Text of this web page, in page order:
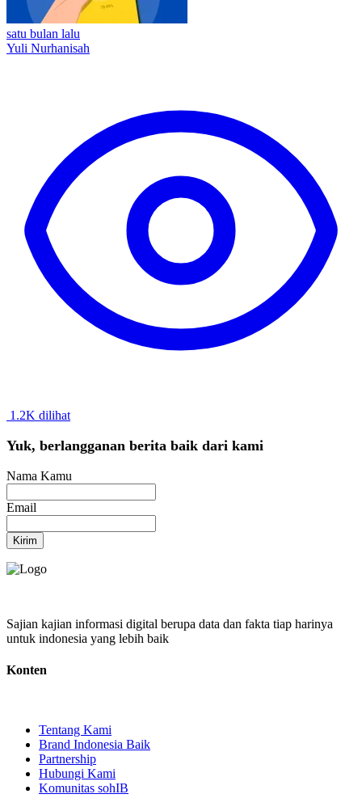
satu bulan lalu
Yuli Nurhanisah
1.2K dilihat
Yuk, berlangganan berita baik dari kami
Nama Kamu
Email
Kirim
Sajian kajian informasi digital berupa data dan fakta tiap harinya
untuk indonesia yang lebih baik
Konten
Tentang Kami
Brand Indonesia Baik
Partnership
Hubungi Kami
Komunitas sohIB